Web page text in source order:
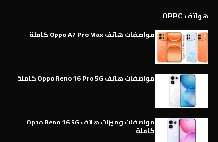
هواتف OPPO
مواصفات هاتف Oppo A7 Pro Max كاملة
مواصفات هاتف Oppo Reno 16 Pro 5G كاملة
مواصفات وميزات هاتف Oppo Reno 16 5G
كاملة